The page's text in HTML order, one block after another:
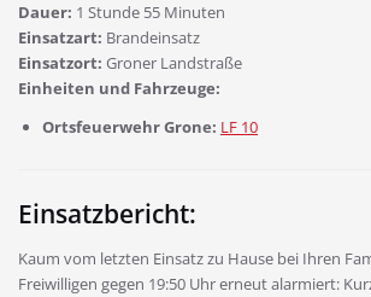
Dauer: 1 Stunde 55 Minuten
Einsatzart: Brandeinsatz
Einsatzort: Groner Landstraße
Einheiten und Fahrzeuge:
Ortsfeuerwehr Grone: LF 10
Einsatzbericht:
Kaum vom letzten Einsatz zu Hause bei Ihren
Freiwilligen gegen 19:50 Uhr erneut alarmiert: